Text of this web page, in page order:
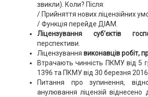
звикли). Коли? Після:
/ Прийняття нових ліцензійних
/ Функція перейде ДІАМ.
Ліцензування суб’єктів
перспективи.
Ліцензування виконавців робіт,
Втрачають чинність ПКМУ від 5
1396 та ПКМУ від 30 березня
Питання про зупинення,
анулювання ліцензій